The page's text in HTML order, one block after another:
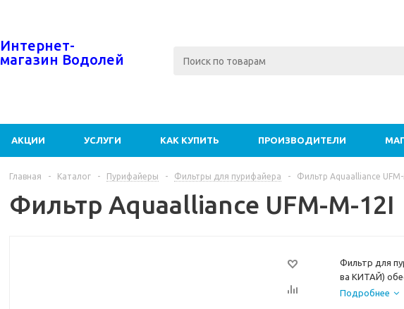
Интернет-
магазин Водолей
АКЦИИ УСЛУГИ КАК КУПИТЬ ПРОИЗВОДИТЕЛИ
Главная - Каталог - Пурифайеры - Фильтры для пурифайера - Фильтр Aquaalliance
Фильтр Aquaalliance UFM-M-12I
Фильтр для
ва КИТАЙ)
частиц
Подробнее